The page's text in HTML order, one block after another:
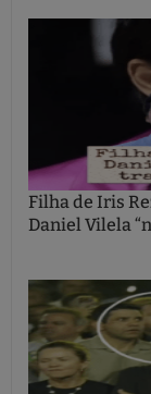
Filha de Iris
Daniel Vilela